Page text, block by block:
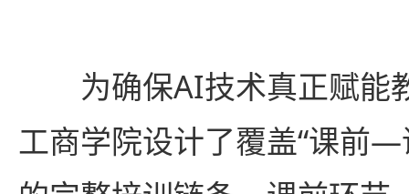
为确保AI技术真正赋能
工商学院设计了覆盖“课前